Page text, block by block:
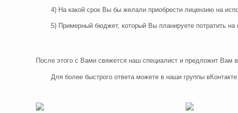
4) На какой срок Вы бы желали приобрести лицензию на
5) Примерный бюджет, который Вы планируете потратить на
После этого с Вами свяжется наш специалист и предложит Вам
Для более быстрого ответа можете в наши группы вКонтакте